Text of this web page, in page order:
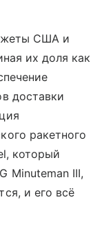
США и
их доля как
доставки
ракетного
который
Minuteman III,
и его всё